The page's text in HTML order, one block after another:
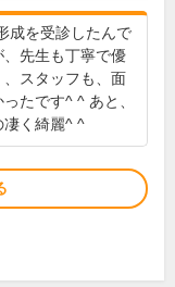
成を受診したんで
、先生も丁寧で優
、スタッフも、面
ったです^ ^ あと、
凄く綺麗^ ^